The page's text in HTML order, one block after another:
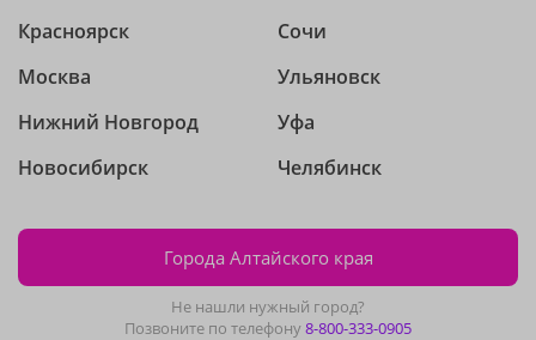
Красноярск
Москва
Нижний Новгород
Новосибирск
Сочи
Ульяновск
Уфа
Челябинск
Города Алтайского края
Не нашли нужный город?
Позвоните по телефону8-800-333-0905